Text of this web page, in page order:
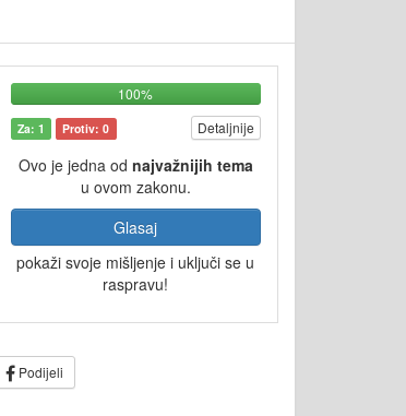
100%
Za: 1 Protiv: 0 Detaljnije
Ovo je jedna od najvažnijih tema
u ovom zakonu.
Glasaj
pokaži svoje mišljenje i uključi se u
raspravu!
Podijeli